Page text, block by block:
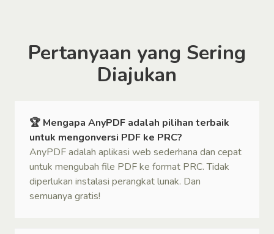
Pertanyaan yang Sering
Diajukan
🏆 Mengapa AnyPDF adalah pilihan terbaik
untuk mengonversi PDF ke PRC?
AnyPDF adalah aplikasi web sederhana dan cepat
untuk mengubah file PDF ke format PRC. Tidak
diperlukan instalasi perangkat lunak. Dan
semuanya gratis!